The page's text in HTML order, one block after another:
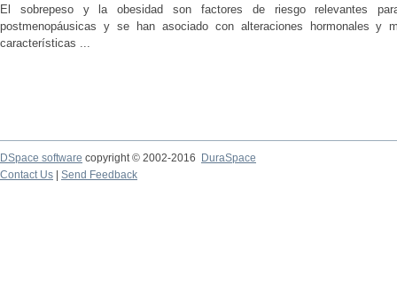
El sobrepeso y la obesidad son factores de riesgo relevantes
postmenopáusicas y se han asociado con alteraciones hormonales y
características ...
DSpace software copyright © 2002-2016
DuraSpace
Contact Us
Send Feedback